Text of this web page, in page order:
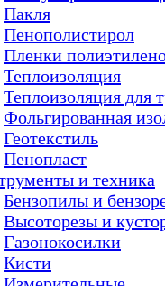
Пакля
Пенополистирол
Пленки
Теплоизоляция
Теплоизоляция для
Фольгированная
Геотекстиль
Пенопласт
и техника
Бензопилы и
Высоторезы и
Газонокосилки
Кисти